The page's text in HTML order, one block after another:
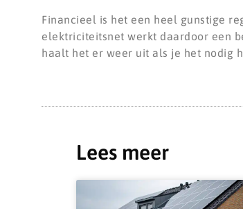
Financieel is het een heel gunstige
elektriciteitsnet werkt daardoor een
haalt het er weer uit als je het nodig
Lees meer